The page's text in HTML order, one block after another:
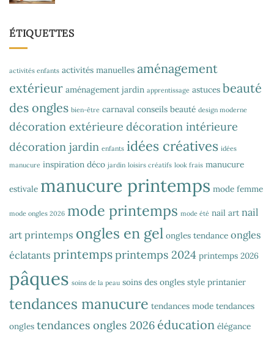
ÉTIQUETTES
activités enfants activités manuelles aménagement
extérieur aménagement jardin apprentissage astuces beauté
des ongles bien-être carnaval conseils beauté design moderne
décoration extérieure décoration intérieure
décoration jardin enfants idées créatives idées
manucure inspiration déco jardin loisirs créatifs look frais manucure
estivale manucure printemps mode femme
mode ongles 2026 mode printemps mode été nail art nail
art printemps ongles en gel ongles tendance ongles
éclatants printempsprintemps 2024 printemps 2026
pâques soins de la peau soins des ongles style printanier
tendances manucure tendances mode tendances
ongles tendances ongles 2026 éducation élégance